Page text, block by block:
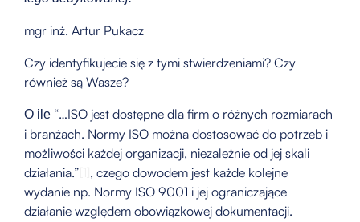
mgr inż. Artur Pukacz
Czy identyfikujecie się z tymi stwierdzeniami? Czy
również są Wasze?
O ile “…ISO jest dostępne dla firm o różnych rozmiarach
i branżach. Normy ISO można dostosować do potrzeb i
możliwości każdej organizacji, niezależnie od jej skali
działania.”
, czego dowodem jest każde kolejne
wydanie np. Normy ISO 9001 i jej ograniczające
działanie względem obowiązkowej dokumentacji.